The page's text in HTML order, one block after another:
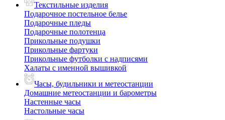
Текстильные изделия
Подарочное постельное белье
Подарочные пледы
Подарочные полотенца
Прикольные подушки
Прикольные фартуки
Прикольные футболки с надписями
Халаты с именной вышивкой
Часы, будильники и метеостанции
Домашние метеостанции и барометры
Настенные часы
Настольные часы